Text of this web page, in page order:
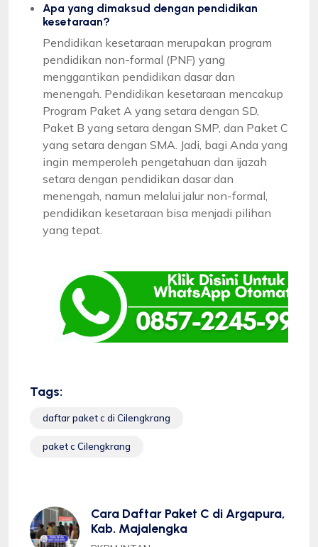
Apa yang dimaksud dengan pendidikan
kesetaraan?
Pendidikan kesetaraan merupakan program
pendidikan non-formal (PNF) yang
menggantikan pendidikan dasar dan
menengah. Pendidikan kesetaraan mencakup
Program Paket A yang setara dengan SD,
Paket B yang setara dengan SMP, dan Paket C
yang setara dengan SMA. Jadi, bagi Anda yang
ingin memperoleh pengetahuan dan ijazah
setara dengan pendidikan dasar dan
menengah, namun melalui jalur non-formal,
pendidikan kesetaraan bisa menjadi pilihan
yang tepat.
Tags:
daftar paket c di Cilengkrang
paket c Cilengkrang
Cara Daftar Paket C di Argapura,
Kab. Majalengka